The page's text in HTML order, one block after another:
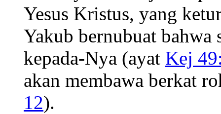
Yesus Kristus, yang
Yakub bernubuat bahwa
kepada-Nya (ayat Kej
akan membawa berkat
12).